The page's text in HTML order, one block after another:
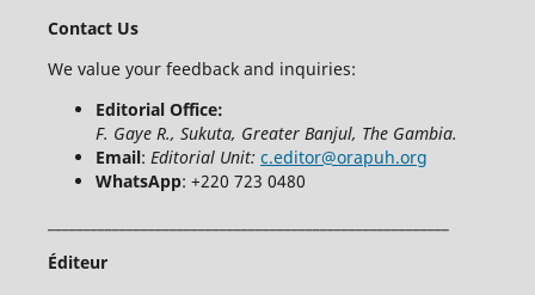
Contact Us
We value your feedback and inquiries:
Editorial Office:
F. Gaye R., Sukuta, Greater Banjul, The Gambia.
Email: Editorial Unit: c.editor@orapuh.org
WhatsApp: +220 723 0480
Éditeur